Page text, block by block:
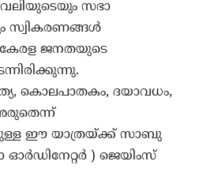
സഭാ
സ്വികരണങ്ങൾ
കേരള ജനതയുടെ
കൊലപാതകം, ദയാവധം,
ഈ യാത്രയ്ക്ക് സാബു
) ജെയിംസ്